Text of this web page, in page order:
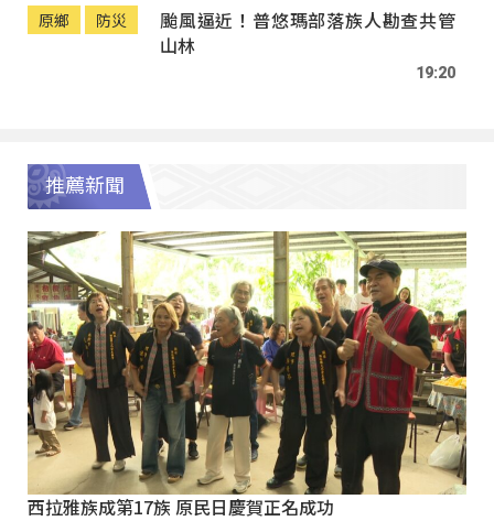
原鄉 防災
颱風逼近！普悠瑪部落族人勘查共管
山林
19:20
推薦新聞
西拉雅族成第17族 原民日慶賀正名成功